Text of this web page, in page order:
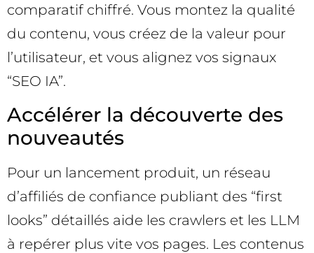
comparatif chiffré. Vous montez la qualité
du contenu, vous créez de la valeur pour
l’utilisateur, et vous alignez vos signaux
“SEO IA”.
Accélérer la découverte des
nouveautés
Pour un lancement produit, un réseau
d’affiliés de confiance publiant des “first
looks” détaillés aide les crawlers et les LLM
à repérer plus vite vos pages. Les contenus